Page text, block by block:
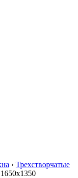
› Трехстворчатые